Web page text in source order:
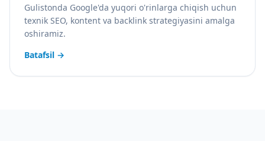
Gulistonda Google'da yuqori o'rinlarga chiqish uchun
texnik SEO, kontent va backlink strategiyasini amalga
oshiramiz.
Batafsil →